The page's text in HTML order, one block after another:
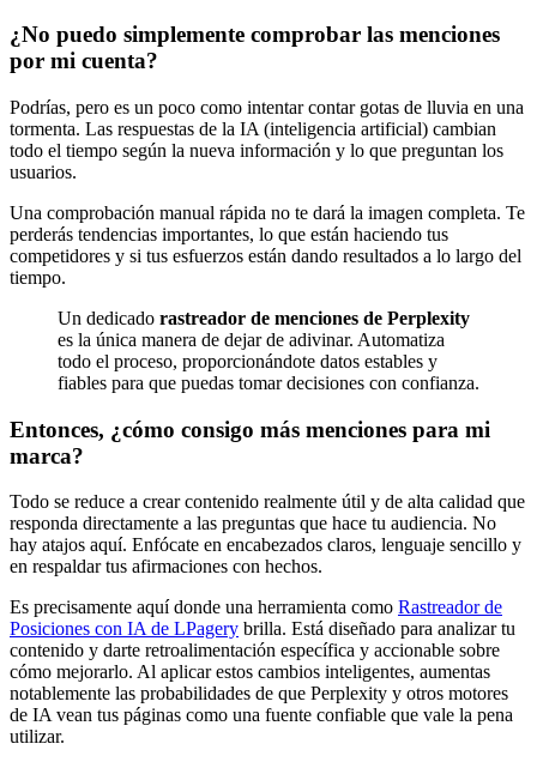
¿No puedo simplemente comprobar las menciones
por mi cuenta?
Podrías, pero es un poco como intentar contar gotas de lluvia en una
tormenta. Las respuestas de la IA (inteligencia artificial) cambian
todo el tiempo según la nueva información y lo que preguntan los
usuarios.
Una comprobación manual rápida no te dará la imagen completa. Te
perderás tendencias importantes, lo que están haciendo tus
competidores y si tus esfuerzos están dando resultados a lo largo del
tiempo.
Un dedicado rastreador de menciones de Perplexity
es la única manera de dejar de adivinar. Automatiza
todo el proceso, proporcionándote datos estables y
fiables para que puedas tomar decisiones con confianza.
Entonces, ¿cómo consigo más menciones para mi
marca?
Todo se reduce a crear contenido realmente útil y de alta calidad que
responda directamente a las preguntas que hace tu audiencia. No
hay atajos aquí. Enfócate en encabezados claros, lenguaje sencillo y
en respaldar tus afirmaciones con hechos.
Es precisamente aquí donde una herramienta como Rastreador de
Posiciones con IA de LPagery brilla. Está diseñado para analizar tu
contenido y darte retroalimentación específica y accionable sobre
cómo mejorarlo. Al aplicar estos cambios inteligentes, aumentas
notablemente las probabilidades de que Perplexity y otros motores
de IA vean tus páginas como una fuente confiable que vale la pena
utilizar.